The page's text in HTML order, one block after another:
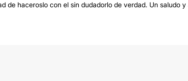
de haceroslo con el sin dudadorlo de verdad. Un saludo y